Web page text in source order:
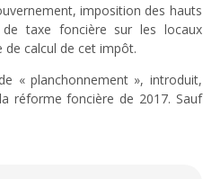
imposition des hauts
taxe foncière sur les locaux
calcul de cet impôt.
« planchonnement », introduit,
réforme foncière de 2017. Sauf